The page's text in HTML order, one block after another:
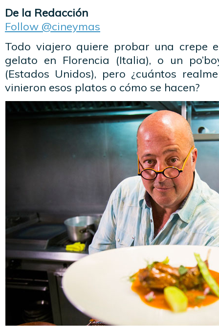
De la Redacción
Follow @cineymas
Todo viajero quiere probar una crepe
gelato en Florencia (Italia), o un
(Estados Unidos), pero ¿cuántos
vinieron esos platos o cómo se hacen?